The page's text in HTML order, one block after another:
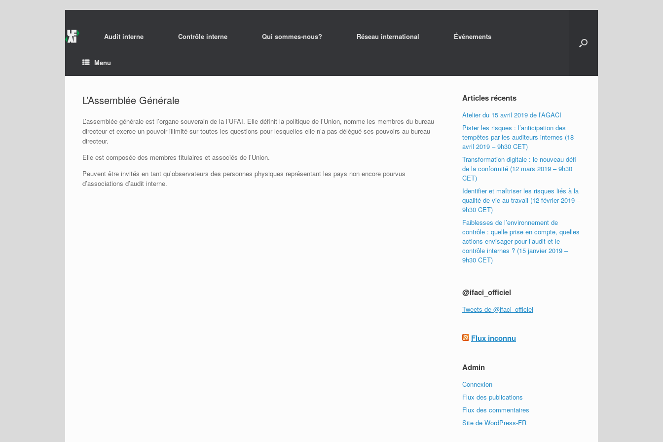
Audit interne Contrôle interne Qui sommes-nous? Réseau international Événements
Menu
L’Assemblée Générale
L’assemblée générale est l’organe souverain de la l’UFAI. Elle définit la politique de l’Union, nomme les membres du bureau
directeur et exerce un pouvoir illimité sur toutes les questions pour lesquelles elle n’a pas délégué ses pouvoirs au bureau
directeur.
Elle est composée des membres titulaires et associés de l’Union.
Peuvent être invités en tant qu’observateurs des personnes physiques représentant les pays non encore pourvus
d’associations d’audit interne.
Articles récents
Atelier du 15 avril 2019 de l’AGACI
Pister les risques : l’anticipation des
tempêtes par les auditeurs internes (18
avril 2019 – 9h30 CET)
Transformation digitale : le nouveau défi
de la conformité (12 mars 2019 – 9h30
CET)
Identifier et maîtriser les risques liés à la
qualité de vie au travail (12 février 2019 –
9h30 CET)
Faiblesses de l’environnement de
contrôle : quelle prise en compte, quelles
actions envisager pour l’audit et le
contrôle internes ? (15 janvier 2019 –
9h30 CET)
@ifaci_officiel
Tweets de @ifaci_officiel
Flux inconnu
Admin
Connexion
Flux des publications
Flux des commentaires
Site de WordPress-FR